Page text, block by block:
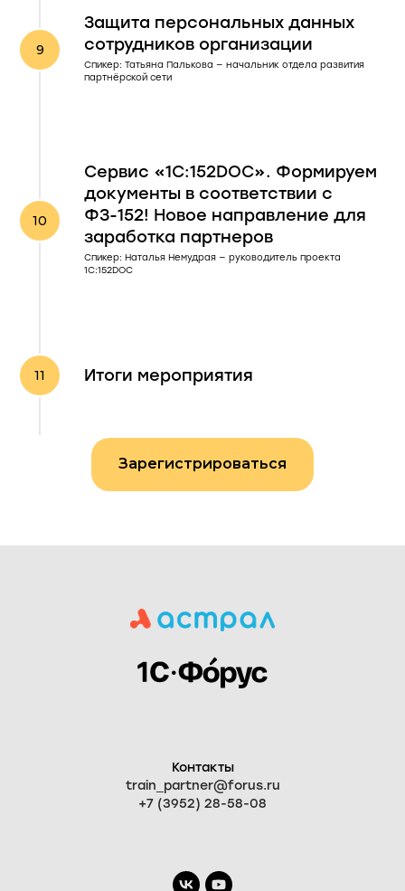
Защита персональных данных
сотрудников организации
Спикер: Татьяна Палькова — начальник отдела развития
партнёрской сети
Сервис «1С:152DOC». Формируем
документы в соответствии с
ФЗ-152! Новое направление для
заработка партнеров
Спикер: Наталья Немудрая — руководитель проекта
1С:152DOC
Итоги мероприятия
Зарегистрироваться
Контакты
train_partner@forus.ru
+7 (3952) 28-58-08